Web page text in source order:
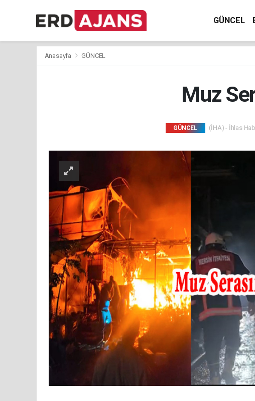
GÜNCEL
Anasayfa GÜNCEL
Muz
GÜNCEL (İHA) - İhlas